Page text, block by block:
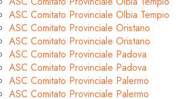
ASC Comitato Provinciale Olbia Tempio
ASC Comitato Provinciale Oristano
ASC Comitato Provinciale Oristano
ASC Comitato Provinciale Padova
ASC Comitato Provinciale Padova
ASC Comitato Provinciale Palermo
ASC Comitato Provinciale Palermo